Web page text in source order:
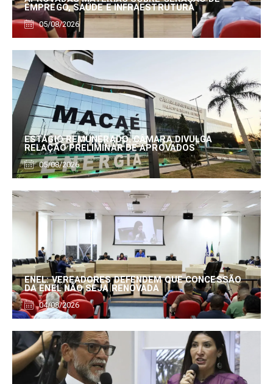
EMPREGO, SAÚDE E INFRAESTRUTURA
05/08/2026
ESTÁGIO REMUNERADO: CÂMARA DIVULGA
RELAÇÃO PRELIMINAR DE APROVADOS
05/08/2026
ENEL: VEREADORES DEFENDEM QUE CONCESSÃO
DA ENEL NÃO SEJA RENOVADA
04/08/2026